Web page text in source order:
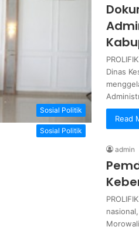
Sosial Politik
Dinas
Read
Sosial Politik
admin